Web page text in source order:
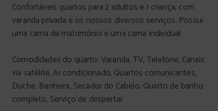
Confortáveis quartos para 2 adultos e 1 criança, com
varanda privada e os nossos diversos serviços. Possui
uma cama de matrimónio e uma cama individual.
Comodidades do quarto: Varanda, TV, Telefone, Canais
via satélite, Ar condicionado, Quartos comunicantes,
Duche, Banheira, Secador do Cabelo, Quarto de banho
completo, Serviço de despertar.